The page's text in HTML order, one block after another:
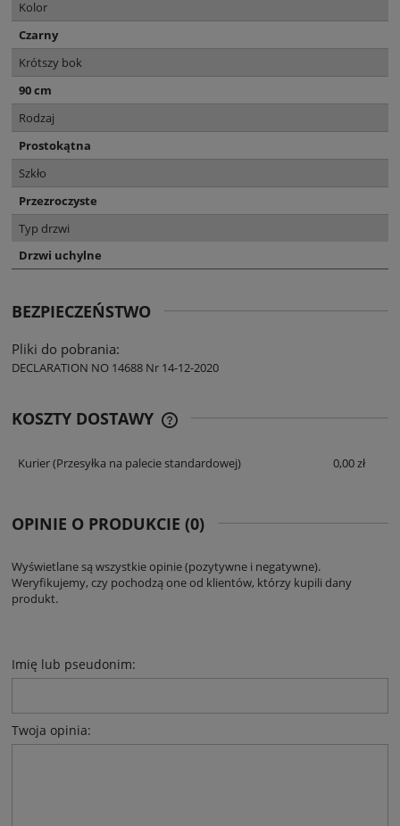
Kolor
Czarny
Krótszy bok
90 cm
Rodzaj
Prostokątna
Szkło
Przezroczyste
Typ drzwi
Drzwi uchylne
BEZPIECZEŃSTWO
Pliki do pobrania:
DECLARATION NO 14688 Nr 14-12-2020
KOSZTY DOSTAWY
Kurier(Przesyłka na palecie standardowej) 0,00 zł
OPINIE O PRODUKCIE (0)
Wyświetlane są wszystkie opinie (pozytywne i negatywne).
Weryfikujemy, czy pochodzą one od klientów, którzy kupili dany
produkt.
Imię lub pseudonim:
Twoja opinia: